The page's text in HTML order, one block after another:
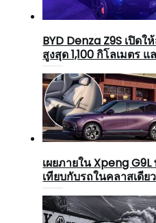
BYD Denza Z9S เปิด
สูงสุด 1,100 กิโลเมตร
เผยภายใน Xpeng
เทียบกับรถในคลาสเดีย